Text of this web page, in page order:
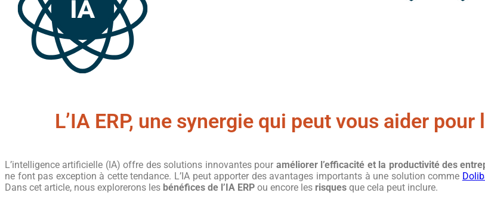
L’IA ERP, une synergie qui peut vous aider
L’intelligence artificielle (IA) offre des solutions innovantes pour améliorer l’efficacité et la productivité des
ne font pas exception à cette tendance. L’IA peut apporter des avantages importants à une solution comme
Dans cet article, nous explorerons les bénéfices de l’IA ERP ou encore les risques que cela peut inclure.